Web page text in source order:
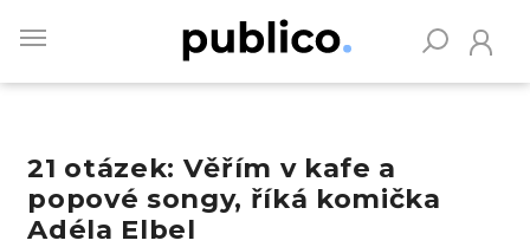
main
21 otázek: Věřím v kafe a
popové songy, říká komička
Adéla Elbel
Vyhledávejte na Publiku